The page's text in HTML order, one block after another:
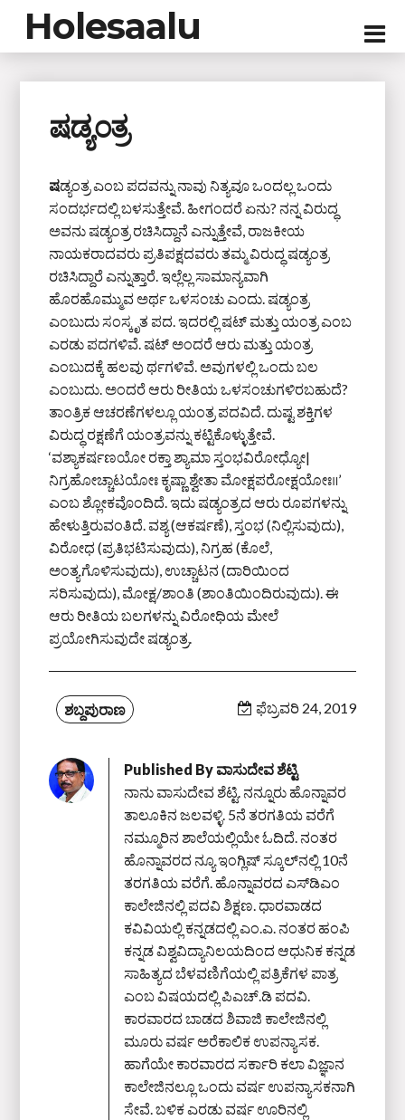
Holesaalu
ಷಡ್ಯಂತ್ರ
ಷಡ್ಯಂತ್ರ ಎಂಬ ಪದವನ್ನು ನಾವು ನಿತ್ಯವೂ ಒಂದಲ್ಲ ಒಂದು
ಸಂದರ್ಭದಲ್ಲಿ ಬಳಸುತ್ತೇವೆ. ಹೀಗಂದರೆ ಏನು? ನನ್ನ ವಿರುದ್ಧ
ಅವನು ಷಡ್ಯಂತ್ರ ರಚಿಸಿದ್ದಾನೆ ಎನ್ನುತ್ತೇವೆ, ರಾಜಕೀಯ
ನಾಯಕರಾದವರು ಪ್ರತಿಪಕ್ಷದವರು ತಮ್ಮ ವಿರುದ್ಧ ಷಡ್ಯಂತ್ರ
ರಚಿಸಿದ್ದಾರೆ ಎನ್ನುತ್ತಾರೆ. ಇಲ್ಲೆಲ್ಲ ಸಾಮಾನ್ಯವಾಗಿ
ಹೊರಹೊಮ್ಮುವ ಅರ್ಥ ಒಳಸಂಚು ಎಂದು. ಷಡ್ಯಂತ್ರ
ಎಂಬುದು ಸಂಸ್ಕೃತ ಪದ. ಇದರಲ್ಲಿ ಷಟ್ ಮತ್ತು ಯಂತ್ರ ಎಂಬ
ಎರಡು ಪದಗಳಿವೆ. ಷಟ್ ಅಂದರೆ ಆರು ಮತ್ತು ಯಂತ್ರ
ಎಂಬುದಕ್ಕೆ ಹಲವು ರ್ಥಗಳಿವೆ. ಅವುಗಳಲ್ಲಿ ಒಂದು ಬಲ
ಎಂಬುದು. ಅಂದರೆ ಆರು ರೀತಿಯ ಒಳಸಂಚುಗಳಿರಬಹುದೆ?
ತಾಂತ್ರಿಕ ಆಚರಣೆಗಳಲ್ಲೂ ಯಂತ್ರ ಪದವಿದೆ. ದುಷ್ಟ ಶಕ್ತಿಗಳ
ವಿರುದ್ಧ ರಕ್ಷಣೆಗೆ ಯಂತ್ರವನ್ನು ಕಟ್ಟಿಕೊಳ್ಳುತ್ತೇವೆ.
‘ವಶ್ಯಾಕರ್ಷಣಯೋ ರಕ್ತಾ ಶ್ಯಾಮಾ ಸ್ತಂಭವಿರೋಧ್ಯೋ|
ನಿಗ್ರಹೋಚ್ಚಾಟಯೋಃ ಕೃಷ್ಣಾ ಶ್ವೇತಾ ಮೋಕ್ಷಪರೋಕ್ಷಯೋಃ॥’
ಎಂಬ ಶ್ಲೋಕವೊಂದಿದೆ. ಇದು ಷಡ್ಯಂತ್ರದ ಆರು ರೂಪಗಳನ್ನು
ಹೇಳುತ್ತಿರುವಂತಿದೆ. ವಶ್ಯ (ಆಕರ್ಷಣೆ), ಸ್ತಂಭ (ನಿಲ್ಲಿಸುವುದು),
ವಿರೋಧ (ಪ್ರತಿಭಟಿಸುವುದು), ನಿಗ್ರಹ (ಕೊಲೆ,
ಅಂತ್ಯಗೊಳಿಸುವುದು), ಉಚ್ಚಾಟನ (ದಾರಿಯಿಂದ
ಸರಿಸುವುದು), ಮೋಕ್ಷ/ಶಾಂತಿ (ಶಾಂತಿಯಿಂದಿರುವುದು). ಈ
ಆರು ರೀತಿಯ ಬಲಗಳನ್ನು ವಿರೋಧಿಯ ಮೇಲೆ
ಪ್ರಯೋಗಿಸುವುದೇ ಷಡ್ಯಂತ್ರ.
ಶಬ್ದಪುರಾಣ ಫೆಬ್ರವರಿ 24, 2019
Published By ವಾಸುದೇವ ಶೆಟ್ಟಿ
ನಾನು ವಾಸುದೇವ ಶೆಟ್ಟಿ. ನನ್ನೂರು ಹೊನ್ನಾವರ
ತಾಲೂಕಿನ ಜಲವಳ್ಳಿ. 5ನೆ ತರಗತಿಯ ವರೆಗೆ
ನಮ್ಮೂರಿನ ಶಾಲೆಯಲ್ಲಿಯೇ ಓದಿದೆ. ನಂತರ
ಹೊನ್ನಾವರದ ನ್ಯೂ ಇಂಗ್ಲಿಷ್ ಸ್ಕೂಲ್‌ನಲ್ಲಿ 10ನೆ
ತರಗತಿಯ ವರೆಗೆ. ಹೊನ್ನಾವರದ ಎಸ್‌ಡಿಎಂ
ಕಾಲೇಜಿನಲ್ಲಿ ಪದವಿ ಶಿಕ್ಷಣ. ಧಾರವಾಡದ
ಕವಿವಿಯಲ್ಲಿ ಕನ್ನಡದಲ್ಲಿ ಎಂ.ಎ. ನಂತರ ಹಂಪಿ
ಕನ್ನಡ ವಿಶ್ವವಿದ್ಯಾನಿಲಯದಿಂದ ಆಧುನಿಕ ಕನ್ನಡ
ಸಾಹಿತ್ಯದ ಬೆಳವಣಿಗೆಯಲ್ಲಿ ಪತ್ರಿಕೆಗಳ ಪಾತ್ರ
ಎಂಬ ವಿಷಯದಲ್ಲಿ ಪಿಎಚ್‌.ಡಿ ಪದವಿ.
ಕಾರವಾರದ ಬಾಡದ ಶಿವಾಜಿ ಕಾಲೇಜಿನಲ್ಲಿ
ಮೂರು ವರ್ಷ ಅರೆಕಾಲಿಕ ಉಪನ್ಯಾಸಕ.
ಹಾಗೆಯೇ ಕಾರವಾರದ ಸರ್ಕಾರಿ ಕಲಾ ವಿಜ್ಞಾನ
ಕಾಲೇಜಿನಲ್ಲೂ ಒಂದು ವರ್ಷ ಉಪನ್ಯಾಸಕನಾಗಿ
ಸೇವೆ. ಬಳಿಕ ಎರಡು ವರ್ಷ ಊರಿನಲ್ಲಿ